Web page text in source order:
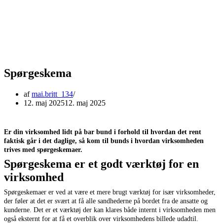
Spørgeskema
afmai.britt_134
12. maj 202512. maj 2025
Er din virksomhed lidt på bar bund i forhold til hvordan det rent
faktisk går i det daglige, så kom til bunds i hvordan virksomheden
trives med spørgeskemaer.
Spørgeskema er et godt værktøj for en
virksomhed
Spørgeskemaer er ved at være et mere brugt værktøj for især virksomheder,
der føler at det er svært at få alle sandhederne på bordet fra de ansatte og
kunderne. Det er et værktøj der kan klares både internt i virksomheden men
også eksternt for at få et overblik over virksomhedens billede udadtil.